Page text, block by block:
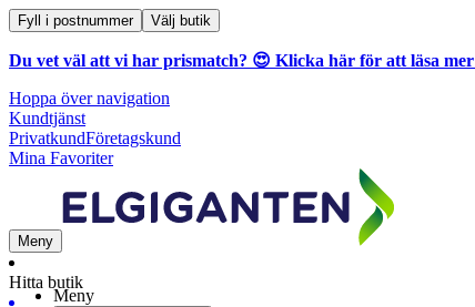
Fyll i postnummer Välj butik
Du vet väl att vi har prismatch? 😍 Klicka här för att läsa mer
Hoppa över navigation
Kundtjänst
PrivatkundFöretagskund
Mina Favoriter
Meny
Hitta butik
Meny